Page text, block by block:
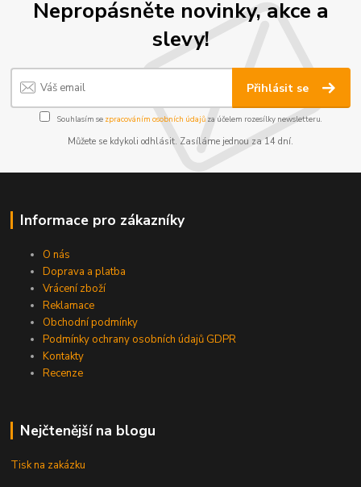
Nepropásněte novinky, akce a
slevy!
Přihlásit se
Souhlasím se zpracováním osobních údajůza účelem rozesílky newsletteru.
Můžete se kdykoli odhlásit. Zasíláme jednou za 14 dní.
Informace pro zákazníky
O nás
Doprava a platba
Vrácení zboží
Reklamace
Obchodní podmínky
Podmínky ochrany osobních údajů GDPR
Kontakty
Recenze
Nejčtenější na blogu
Tisk na zakázku